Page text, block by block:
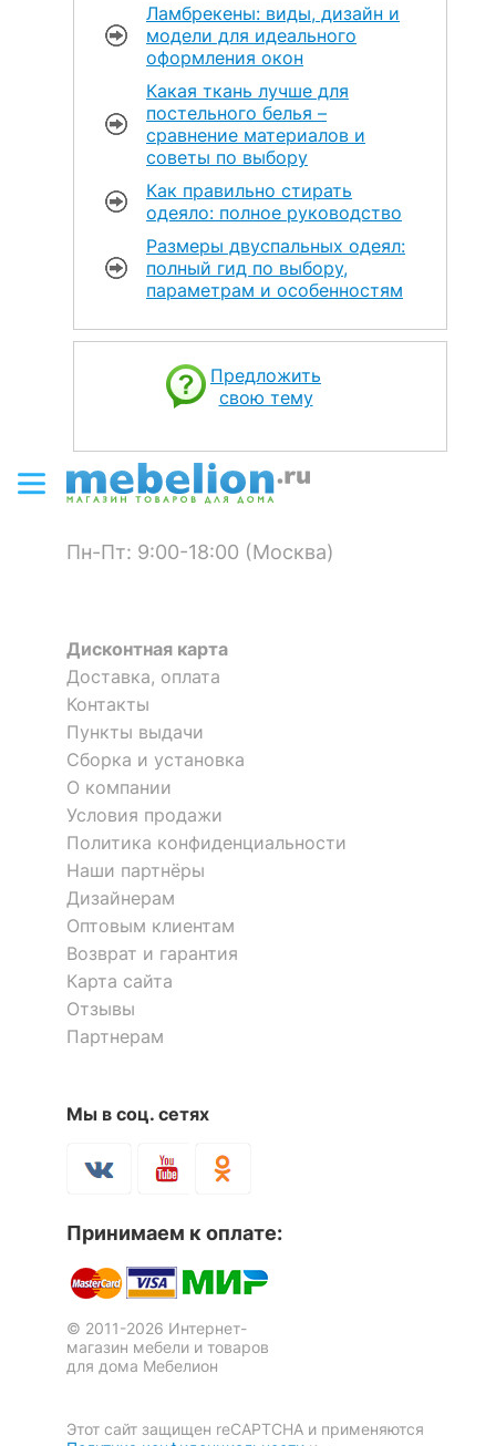
Ламбрекены: виды, дизайн и
модели для идеального
оформления окон
Какая ткань лучше для
постельного белья –
сравнение материалов и
советы по выбору
Как правильно стирать
одеяло: полное руководство
Размеры двуспальных одеял:
полный гид по выбору,
параметрам и особенностям
Предложить
свою тему
Пн-Пт: 9:00-18:00 (Москва)
Дисконтная карта
Доставка, оплата
Контакты
Пункты выдачи
Сборка и установка
О компании
Условия продажи
Политика конфиденциальности
Наши партнёры
Дизайнерам
Оптовым клиентам
Возврат и гарантия
Карта сайта
Отзывы
Партнерам
Мы в соц. сетях
Принимаем к оплате:
© 2011-2026 Интернет-
магазин мебели и товаров
для дома Мебелион
Этот сайт защищен reCAPTCHA и применяются